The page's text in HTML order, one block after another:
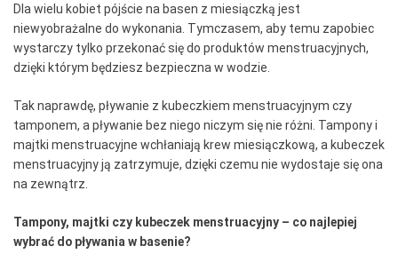
Dla wielu kobiet pójście na basen z miesiączką jest
niewyobrażalne do wykonania. Tymczasem, aby temu zapobiec
wystarczy tylko przekonać się do produktów menstruacyjnych,
dzięki którym będziesz bezpieczna w wodzie.
Tak naprawdę, pływanie z kubeczkiem menstruacyjnym czy
tamponem, a pływanie bez niego niczym się nie różni. Tampony i
majtki menstruacyjne wchłaniają krew miesiączkową, a kubeczek
menstruacyjny ją zatrzymuje, dzięki czemu nie wydostaje się ona
na zewnątrz.
Tampony, majtki czy kubeczek menstruacyjny – co najlepiej
wybrać do pływania w basenie?